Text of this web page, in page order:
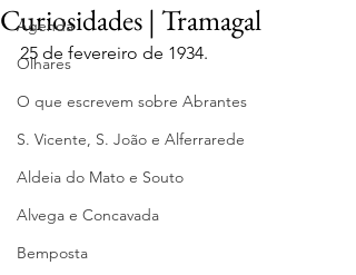
Agenda
Olhares
O que escrevem sobre Abrantes
S. Vicente, S. João e Alferrarede
Aldeia do Mato e Souto
Alvega e Concavada
Bemposta
Curiosidades | Tramagal
25 de fevereiro de 1934.